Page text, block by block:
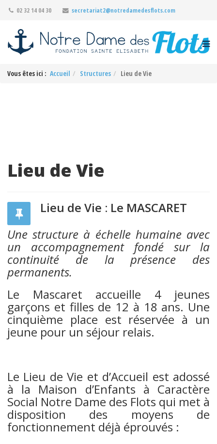
02 32 14 04 30 secretariat2@notredamedesflots.com
Vous êtes ici : Accueil Structures Lieu de Vie
Lieu de Vie
Lieu de Vie : Le MASCARET
Une structure à échelle humaine avec
un accompagnement fondé sur la
continuité de la présence des
permanents.
Le Mascaret accueille 4 jeunes
garçons et filles de 12 à 18 ans. Une
cinquième place est réservée à un
jeune pour un séjour relais.
Le Lieu de Vie et d’Accueil est adossé
à la Maison d’Enfants à Caractère
Social Notre Dame des Flots qui met à
disposition des moyens de
fonctionnement déjà éprouvés :